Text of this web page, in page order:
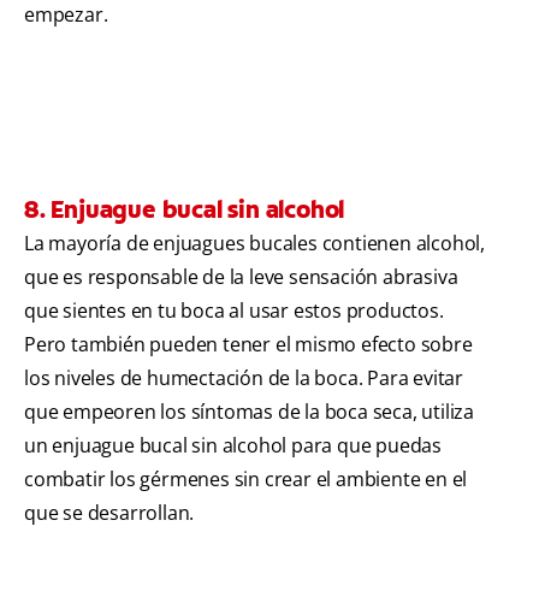
empezar.
8. Enjuague bucal sin alcohol
La mayoría de enjuagues bucales contienen alcohol,
que es responsable de la leve sensación abrasiva
que sientes en tu boca al usar estos productos.
Pero también pueden tener el mismo efecto sobre
los niveles de humectación de la boca. Para evitar
que empeoren los síntomas de la boca seca, utiliza
un enjuague bucal sin alcohol para que puedas
combatir los gérmenes sin crear el ambiente en el
que se desarrollan.